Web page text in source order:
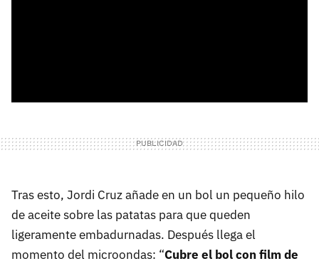
Tras esto, Jordi Cruz añade en un bol un pequeño hilo
de aceite sobre las patatas para que queden
ligeramente embadurnadas. Después llega el
momento del microondas: “Cubre el bol con film de